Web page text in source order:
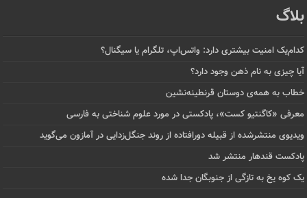
بلاگ
کدام‌یک امنیت بیشتری دارد: واتس‌اپ، تلگرام یا سیگنال؟
آیا چیزی به نام ذهن وجود دارد؟
خطاب به همه‌ی دوستان قرنطینه‌نشین
معرفی «کاگنتیو کست»، پادکستی در مورد علوم شناختی به فارسی
ویدیوی منتشرشده از قبیله دورافتاده‌ از روند جنگل‌زدایی در آمازون می‌گوید
پادکست قندهار منتشر شد
یک کوه یخ به تازگی از جنوبگان جدا شده